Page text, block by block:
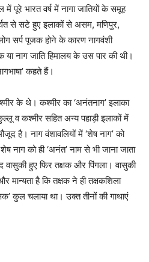
में पूरे भारत वर्ष में नागा जातियों के समूह
से सटे हुए इलाकों से असम, मणिपुर,
सर्प पूजक होने के कारण नागवंशी
नाग जाति हिमालय के उस पार की थी।
कहते हैं।
के थे। कश्मीर का ‘अनंतनाग’ इलाका
व कश्मीर सहित अन्य पहाड़ी इलाकों में
है। नाग वंशावलियों में ‘शेष नाग’ को
नाग को ही ‘अनंत’ नाम से भी जाना जाता
हुए फिर तक्षक और पिंगला। वासुकी
मान्यता है कि तक्षक ने ही तक्षकशिला
कुल चलाया था। उक्त तीनों की गाथाएं